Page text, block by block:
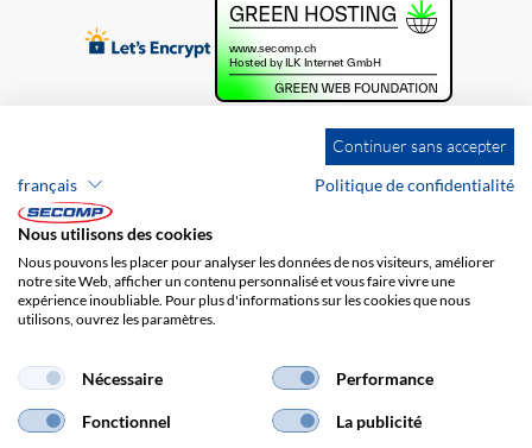
Brands
Protection des données
Frais de port
Continuer sans accepter
français
Politique de confidentialité
Nous utilisons des cookies
Nous pouvons les placer pour analyser les données de nos visiteurs, améliorer
notre site Web, afficher un contenu personnalisé et vous faire vivre une
expérience inoubliable. Pour plus d'informations sur les cookies que nous
utilisons, ouvrez les paramètres.
Nécessaire Performance
Fonctionnel La publicité